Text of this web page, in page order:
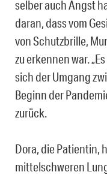
selber auch Angst
daran, dass vom
von Schutzbrille,
zu erkennen war.
sich der Umgang
Beginn der
zurück.
Dora, die Patientin,
mittelschweren